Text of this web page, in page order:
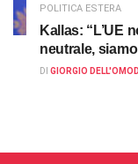
POLITICA ESTERA
Kallas: “L’UE
neutrale,
DI GIORGIO